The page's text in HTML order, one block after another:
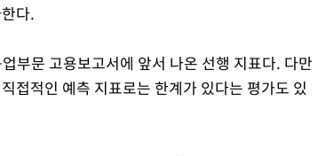
다.
부문 고용보고서에 앞서 나온 선행 지표다. 다만
접적인 예측 지표로는 한계가 있다는 평가도 있